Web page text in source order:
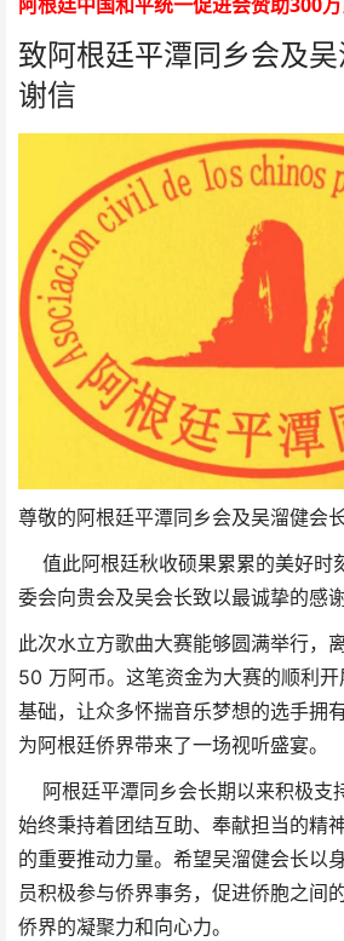
阿根廷中国和平统一促进会赞助
致阿根廷平潭同乡会及
谢信
尊敬的阿根廷平潭同乡会及吴溜健会长
值此阿根廷秋收硕果累累的美好时
委会向贵会及吴会长致以最诚挚的感谢
此次水立方歌曲大赛能够圆满举行，
50 万阿币。这笔资金为大赛的顺利
基础，让众多怀揣音乐梦想的选手拥
为阿根廷侨界带来了一场视听盛宴。
阿根廷平潭同乡会长期以来积极支
始终秉持着团结互助、奉献担当的精
的重要推动力量。希望吴溜健会长以
员积极参与侨界事务，促进侨胞之间
侨界的凝聚力和向心力。